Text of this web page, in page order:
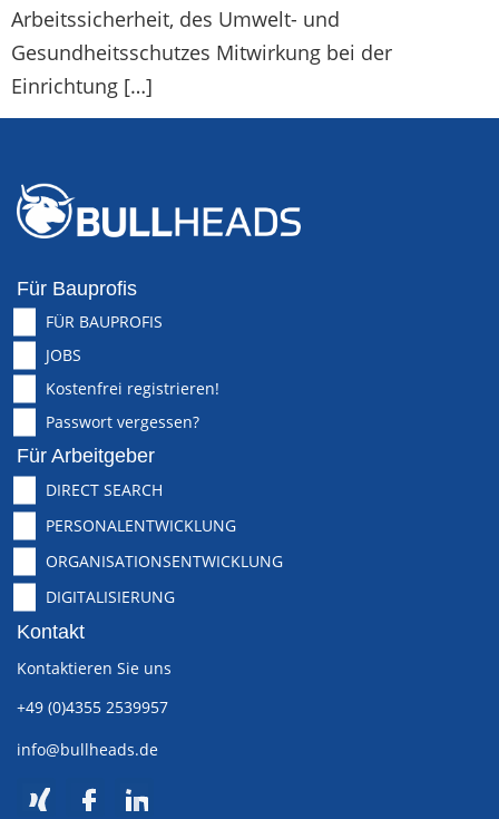
Arbeitssicherheit, des Umwelt- und
Gesundheitsschutzes Mitwirkung bei der
Einrichtung […]
Für Bauprofis
FÜR BAUPROFIS
JOBS
Kostenfrei registrieren!
Passwort vergessen?
Für Arbeitgeber
DIRECT SEARCH
PERSONALENTWICKLUNG
ORGANISATIONSENTWICKLUNG
DIGITALISIERUNG
Kontakt
Kontaktieren Sie uns
+49 (0)4355 2539957
info@bullheads.de